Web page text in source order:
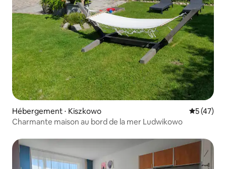
Hébergement ⋅ Kiszkowo
5 (47)
Charmante maison au bord de la mer Ludwikowo